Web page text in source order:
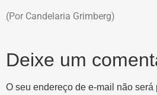
(Por Candelaria Grimberg)
Deixe um
O seu endereço de e-mail não será